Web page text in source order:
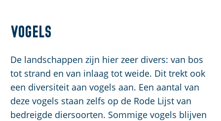
Vogels
De landschappen zijn hier zeer divers: van bos
tot strand en van inlaag tot weide. Dit trekt ook
een diversiteit aan vogels aan. Een aantal van
deze vogels staan zelfs op de Rode Lijst van
bedreigde diersoorten. Sommige vogels blijven